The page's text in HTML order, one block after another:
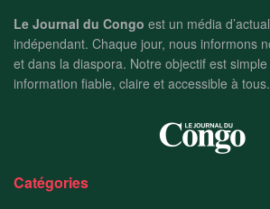
Le Journal du Congo est un média
indépendant. Chaque jour, nous informons
et dans la diaspora. Notre objectif est
information fiable, claire et accessible à tous.
Catégories